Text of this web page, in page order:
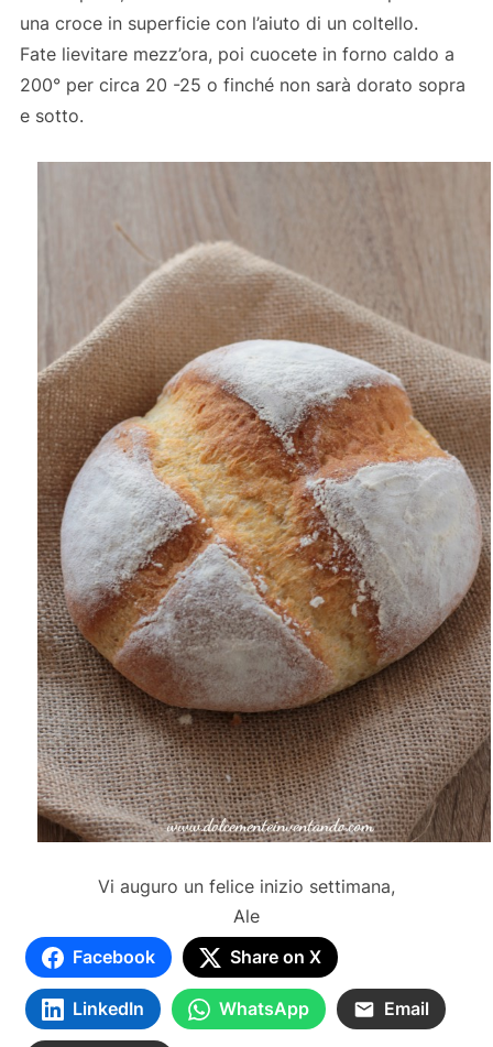
una croce in superficie con l’aiuto di un coltello.
Fate lievitare mezz’ora, poi cuocete in forno caldo a
200° per circa 20 -25 o finché non sarà dorato sopra
e sotto.
Vi auguro un felice inizio settimana,
Ale
Facebook
Share on X
LinkedIn WhatsApp Email